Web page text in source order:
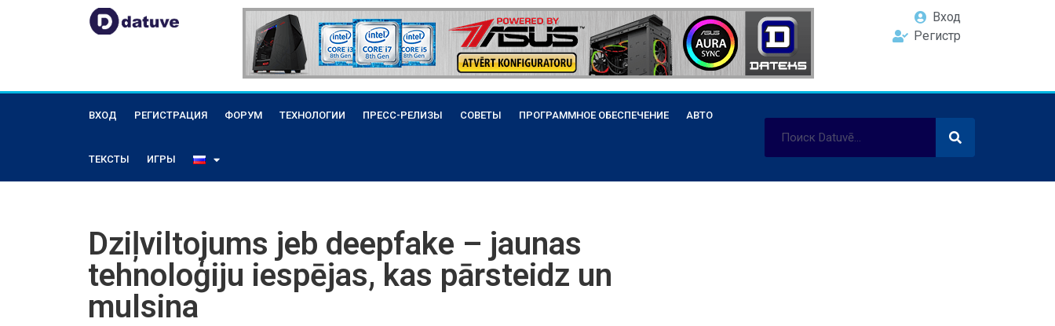
Вход
Регистр
ВХОД РЕГИСТРАЦИЯ ФОРУМ ТЕХНОЛОГИИ ПРЕСС-РЕЛИЗЫ СОВЕТЫ ПРОГРАММНОЕ ОБЕСПЕЧЕНИЕ АВТО
ТЕКСТЫ ИГРЫ
Dziļviltojums jeb deepfake – jaunas
tehnoloģiju iespējas, kas pārsteidz un
mulsina